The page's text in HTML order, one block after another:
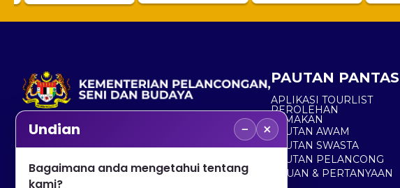
No. 2, Menara 1, Jalan P5/6, Presint 5,
+603 8000 8000
PAUTAN PANTAS
APLIKASI TOURLIST
PEROLEHAN
SEMAKAN
PAUTAN AWAM
PAUTAN SWASTA
PAUTAN PELANCONG
ADUAN & PERTANYAAN
Undian − ×
Bagaimana anda mengetahui tentang
kami?